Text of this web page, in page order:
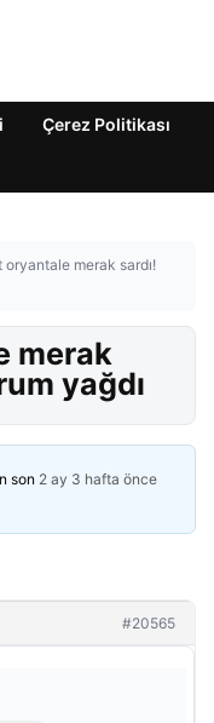
Çerez Politikası
oryantale merak sardı!
merak
yağdı
son 2 ay 3 hafta önce
#20565